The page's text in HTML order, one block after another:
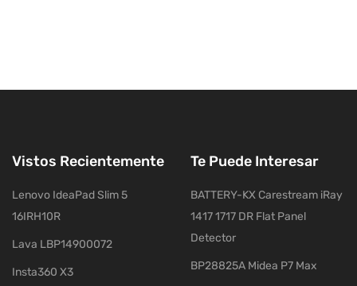
Vistos Recientemente
Lenovo IdeaPad Slim 5
16IRH10R
Lava LBP14900072
Insta360 X3
Te Puede Interesar
BATTERY-KX Carestream iRay
1417 1717 DR Flat Panel
Detector
BP28825A Midea P7 Max